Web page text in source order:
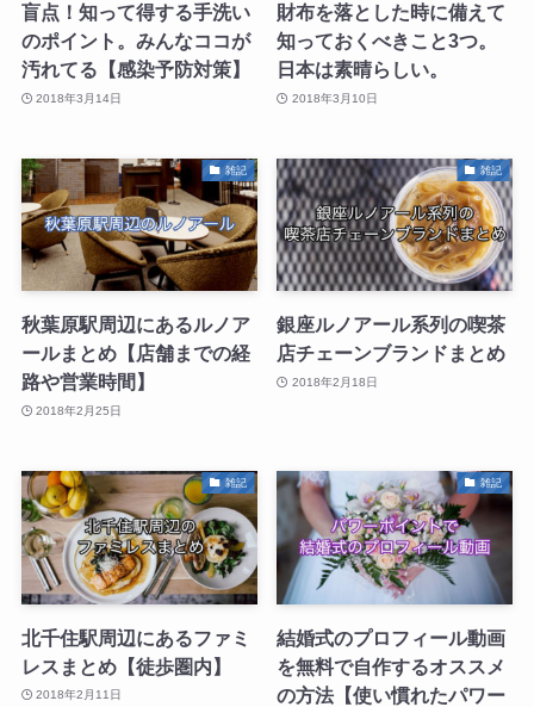
盲点！知って得する手洗い
のポイント。みんなココが
汚れてる【感染予防対策】
2018年3月14日
財布を落とした時に備えて
知っておくべきこと3つ。
日本は素晴らしい。
2018年3月10日
雑記
秋葉原駅周辺にあるルノア
ールまとめ【店舗までの経
路や営業時間】
2018年2月25日
雑記
銀座ルノアール系列の喫茶
店チェーンブランドまとめ
2018年2月18日
雑記
北千住駅周辺にあるファミ
レスまとめ【徒歩圏内】
2018年2月11日
雑記
結婚式のプロフィール動画
を無料で自作するオススメ
の方法【使い慣れたパワー